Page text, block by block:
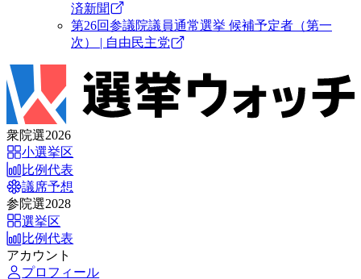
済新聞
第26回参議院議員通常選挙 候補予定者（第一
次） | 自由民主党
衆院選2026
小選挙区
比例代表
議席予想
参院選2028
選挙区
比例代表
アカウント
プロフィール